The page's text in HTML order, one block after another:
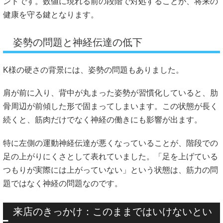
健康を守る鍵となります。
姿勢の問題と神経伝達の低下
K様の硬さの背景には、姿勢の問題もありました。
肩が前に入り、背中が丸まった姿勢が習慣化していると、肋
骨周辺が前傾した形で固まってしまいます。この状態が長く
続くと、筋肉だけでなく神経の働きにも影響が出ます。
特に左側の運動神経伝達が悪くなっていることが、階段での
足の上がりにくさとして表れていました。「足を上げている
つもりが実際には上がっていない」という状態は、筋力の問
題ではなく神経の問題なのです。
来店のきっかけ：このままではいけないとい